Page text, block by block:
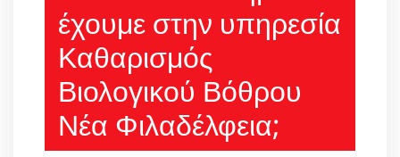
έχουμε στην υπηρεσία
Καθαρισμός
Βιολογικού Βόθρου
Νέα Φιλαδέλφεια;